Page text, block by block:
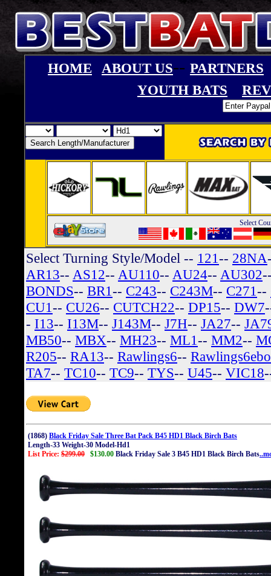
HOME ABOUT US-- PARTNERS
YOUTH BATS
Select
Select Turning Style/Model -- 121-- 28NA
AR13-- AS12-- AU110-- AU24-- AU302
BONDS-- BR1-- C243-- C243M-- C271--
CU1-- CU26-- CUTCH22-- DP15-- DW7
- I13-- I13M-- J143M-- J7H-- JA27--
MB50-- MBX-- MH23-- ML1-- MM2--
R205-- RA13-- Rawlings6--
TA7-- TC10-- TC9-- TYS-- U45-- VIC18
(1868) Black Friday Sale Three Bat Pack B45 HD1 Black Birch Bats
Length-33 Weight-30 Model-Hd1
List Price: $299.00 $130.00 Black Friday Sale 3 B45 HD1 Black Birch Bats